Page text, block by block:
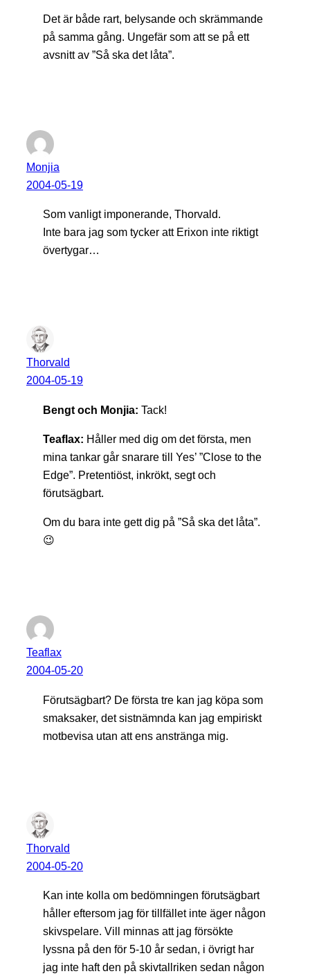
Det är både rart, belysande och skrämmande
på samma gång. Ungefär som att se på ett
avsnitt av ”Så ska det låta”.
Monjia
2004-05-19
Som vanligt imponerande, Thorvald.
Inte bara jag som tycker att Erixon inte riktigt
övertygar…
Thorvald
2004-05-19
Bengt och Monjia: Tack!
Teaflax: Håller med dig om det första, men
mina tankar går snarare till Yes’ ”Close to the
Edge”. Pretentiöst, inkrökt, segt och
förutsägbart.
Om du bara inte gett dig på ”Så ska det låta”.
😉
Teaflax
2004-05-20
Förutsägbart? De första tre kan jag köpa som
smaksaker, det sistnämnda kan jag empiriskt
motbevisa utan att ens anstränga mig.
Thorvald
2004-05-20
Kan inte kolla om bedömningen förutsägbart
håller eftersom jag för tillfället inte äger någon
skivspelare. Vill minnas att jag försökte
lyssna på den för 5-10 år sedan, i övrigt har
jag inte haft den på skivtallriken sedan någon